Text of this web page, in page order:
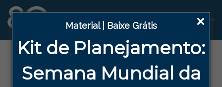
Material | Baixe Grátis
Kit de Planejamento:
Semana Mundial da